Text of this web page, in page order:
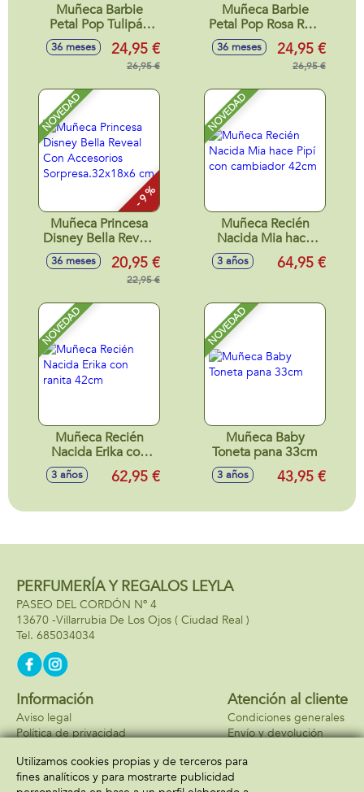
Muñeca Barbie
Petal Pop Tulipán
Rosa 32x12x12 cm
36 meses 24,95 €
26,95 €
Muñeca Barbie
Petal Pop Rosa Roja
32x12x12 cm
36 meses 24,95 €
26,95 €
NOVEDAD
- 9 %
Muñeca Princesa
Disney Bella Reveal
Con Accesorios
Sorpresa.32x18x6
36 meses 20,95 €
22,95 €
NOVEDAD
Muñeca Recién
Nacida Mia hace
Pipí con cambiador
42cm
3 años 64,95 €
NOVEDAD
Muñeca Recién
Nacida Erika con
ranita 42cm
3 años 62,95 €
NOVEDAD
Muñeca Baby
Toneta pana 33cm
3 años 43,95 €
PERFUMERÍA Y REGALOS LEYLA
PASEO DEL CORDÓN Nº 4
13670 -Villarrubia De Los Ojos ( Ciudad Real )
685034034
Información
Aviso legal
Política de privacidad
Atención al cliente
Condiciones generales
Envío y devolución
Formas de pago
Utilizamos cookies propias y de terceros para
fines analíticos y para mostrarte publicidad